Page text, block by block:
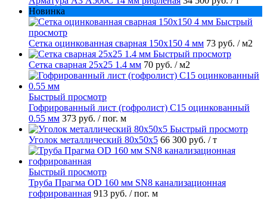
Новинка
Быстрый
просмотр
Сетка оцинкованная сварная 150х150 4 мм 73 руб. / м2
Быстрый просмотр
Сетка сварная 25х25 1.4 мм 70 руб. / м2
Быстрый просмотр
Гофрированный лист (гофролист) С15 оцинкованный
0.55 мм 373 руб. / пог. м
Быстрый просмотр
Уголок металлический 80х50х5 66 300 руб. / т
Быстрый просмотр
Труба Прагма OD 160 мм SN8 канализационная
гофрированная 913 руб. / пог. м